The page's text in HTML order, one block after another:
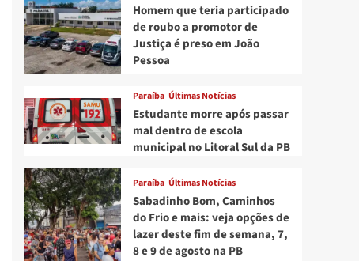
Homem que teria participado
de roubo a promotor de
Justiça é preso em João
Pessoa
Paraíba Últimas Notícias
Estudante morre após passar
mal dentro de escola
municipal no Litoral Sul da PB
Paraíba Últimas Notícias
Sabadinho Bom, Caminhos
do Frio e mais: veja opções de
lazer deste fim de semana, 7,
8 e 9 de agosto na PB